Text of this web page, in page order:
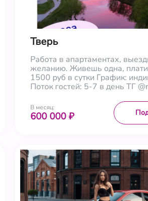
Тверь
Работа в апартаментах,
желанию. Живешь одна,
1500 руб в сутки График:
Поток гостей: 5-7 в день ТГ
В месяц:
600 000 ₽